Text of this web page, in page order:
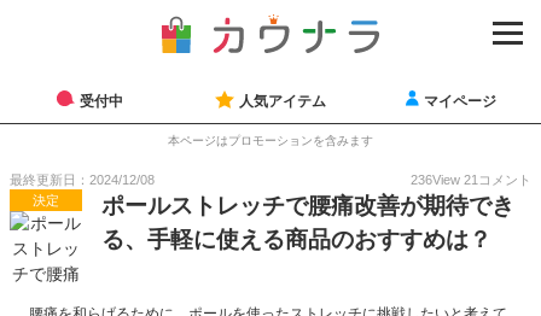
受付中 人気アイテム マイページ
本ページはプロモーションを含みます
最終更新日：2024/12/08 236View 21 コメント
決定
ポールストレッチで腰痛改善が期待でき
る、手軽に使える商品のおすすめは？